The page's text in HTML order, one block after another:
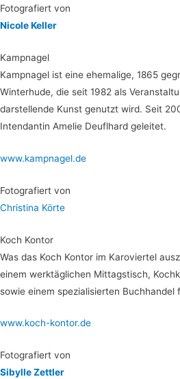
Foto­gra­fiert von
Nico­le Keller
Kamp­na­gel
Kamp­na­gel ist eine ehe­ma­li­ge, 1865
Win­ter­hu­de, die seit 1982 als
dar­stel­len­de Kunst genutzt wird. Seit
Inten­dan­tin Ame­lie Deuf­lhard geleitet.
www.kampnagel.de
Foto­gra­fiert von
Chris­ti­na Körte
Koch Kon­tor
Was das Koch Kon­tor im Karo­vier­tel
einem werk­täg­li­chen Mit­tags­tisch,
sowie einem spe­zia­li­sier­ten Buch­han­del
www.koch-kontor.de
Foto­gra­fiert von
Sibyl­le Zettler